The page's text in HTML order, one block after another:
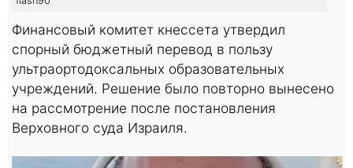
Финансовый комитет кнессета утвердил
спорный бюджетный перевод в пользу
ультраортодоксальных образовательных
учреждений. Решение было повторно вынесено
на рассмотрение после постановления
Верховного суда Израиля.